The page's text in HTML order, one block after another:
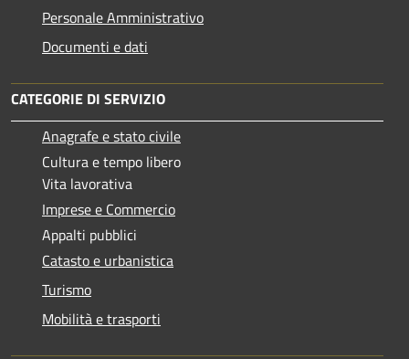
Personale Amministrativo
Documenti e dati
CATEGORIE DI SERVIZIO
Anagrafe e stato civile
Cultura e tempo libero
Vita lavorativa
Imprese e Commercio
Appalti pubblici
Catasto e urbanistica
Turismo
Mobilità e trasporti